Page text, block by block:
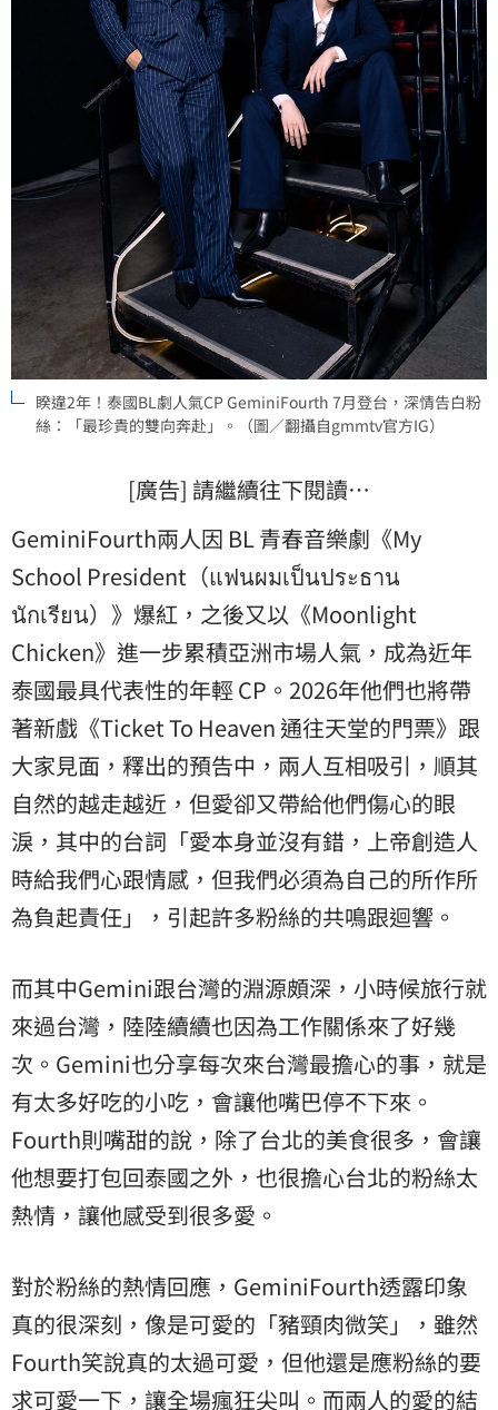
睽違2年！泰國BL劇人氣CP GeminiFourth 7月登台，深情告白粉
絲：「最珍貴的雙向奔赴」。（圖／翻攝自gmmtv官方IG）
[廣告] 請繼續往下閱讀…
GeminiFourth兩人因 BL 青春音樂劇《My
School President（แฟนผมเป็นประธาน
นักเรียน）》爆紅，之後又以《Moonlight
Chicken》進一步累積亞洲市場人氣，成為近年
泰國最具代表性的年輕 CP。2026年他們也將帶
著新戲《Ticket To Heaven 通往天堂的門票》跟
大家見面，釋出的預告中，兩人互相吸引，順其
自然的越走越近，但愛卻又帶給他們傷心的眼
淚，其中的台詞「愛本身並沒有錯，上帝創造人
時給我們心跟情感，但我們必須為自己的所作所
為負起責任」，引起許多粉絲的共鳴跟迴響。
而其中Gemini跟台灣的淵源頗深，小時候旅行就
來過台灣，陸陸續續也因為工作關係來了好幾
次。Gemini也分享每次來台灣最擔心的事，就是
有太多好吃的小吃，會讓他嘴巴停不下來。
Fourth則嘴甜的說，除了台北的美食很多，會讓
他想要打包回泰國之外，也很擔心台北的粉絲太
熱情，讓他感受到很多愛。
對於粉絲的熱情回應，GeminiFourth透露印象
真的很深刻，像是可愛的「豬頸肉微笑」，雖然
Fourth笑說真的太過可愛，但他還是應粉絲的要
求可愛一下，讓全場瘋狂尖叫。而兩人的愛的結